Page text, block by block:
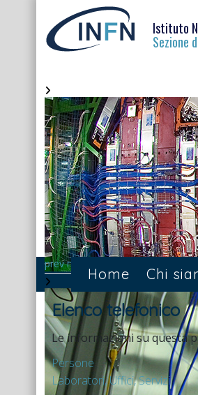
Istituto
Sezione
prev next
Home Chi
Elenco telefonico
Le informazioni su questa
Persone
Laboratori, Uffici, Servizi